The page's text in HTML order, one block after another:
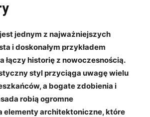
jednym ​z najważniejszych
i doskonałym przykładem
łączy historię z nowoczesnością.
styl przyciąga uwagę wielu
a bogate zdobienia i​
robią​ ogromne
elementy architektoniczne, które